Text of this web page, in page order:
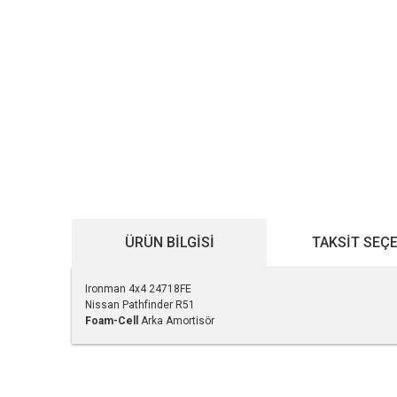
ÜRÜN BILGISI TAKSIT
Ironman 4x4 24718FE
Nissan Pathfinder R51
Foam-Cell
Arka Amortisör